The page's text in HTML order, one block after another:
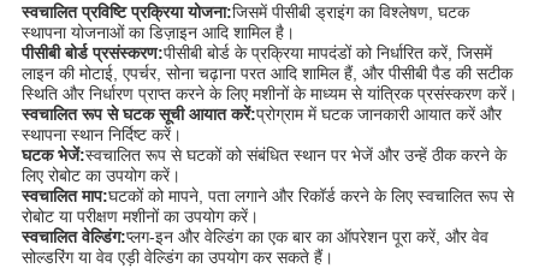
स्वचालित प्रविष्टि प्रक्रिया योजना:जिसमें पीसीबी ड्राइंग का विश्लेषण, घटक
स्थापना योजनाओं का डिज़ाइन आदि शामिल है।
पीसीबी बोर्ड प्रसंस्करण:पीसीबी बोर्ड के प्रक्रिया मापदंडों को निर्धारित करें, जिसमें
लाइन की मोटाई, एपर्चर, सोना चढ़ाना परत आदि शामिल हैं, और पीसीबी पैड की सटीक
स्थिति और निर्धारण प्राप्त करने के लिए मशीनों के माध्यम से यांत्रिक प्रसंस्करण करें।
स्वचालित रूप से घटक सूची आयात करें:प्रोग्राम में घटक जानकारी आयात करें और
स्थापना स्थान निर्दिष्ट करें।
घटक भेजें:स्वचालित रूप से घटकों को संबंधित स्थान पर भेजें और उन्हें ठीक करने के
लिए रोबोट का उपयोग करें।
स्वचालित माप:घटकों को मापने, पता लगाने और रिकॉर्ड करने के लिए स्वचालित रूप से
रोबोट या परीक्षण मशीनों का उपयोग करें।
स्वचालित वेल्डिंग:प्लग-इन और वेल्डिंग का एक बार का ऑपरेशन पूरा करें, और वेव
सोल्डरिंग या वेव एड़ी वेल्डिंग का उपयोग कर सकते हैं।